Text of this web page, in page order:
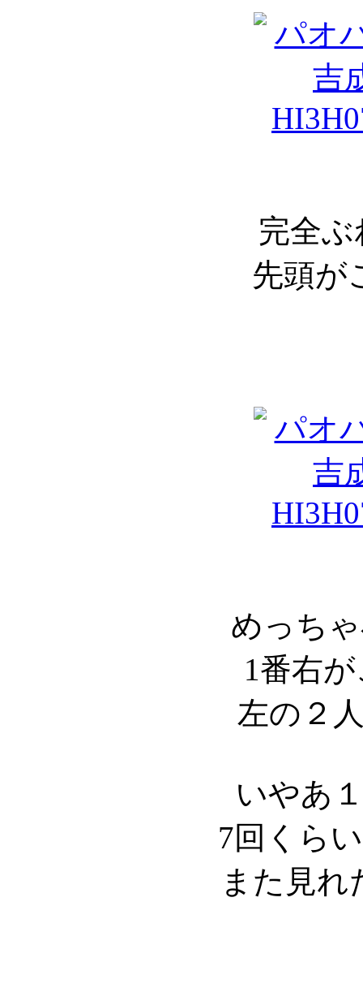
完全
先頭が
めっち
1番右
左の２
いやあ
7回くら
また見